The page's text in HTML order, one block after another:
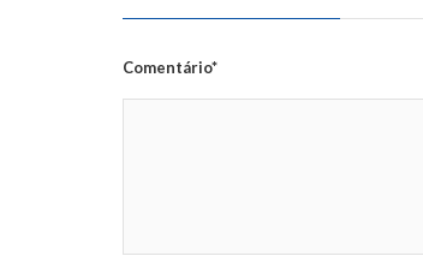
Comentário*